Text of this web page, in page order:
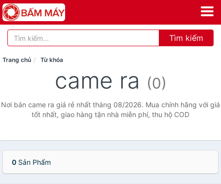
Tìm kiếm
Trang chủ Từ khóa
came ra (0)
Nơi bán came ra giá rẻ nhất tháng 08/2026. Mua chính hãng với giá
tốt nhất, giao hàng tận nhà miễn phí, thu hộ COD
0 Sản Phẩm